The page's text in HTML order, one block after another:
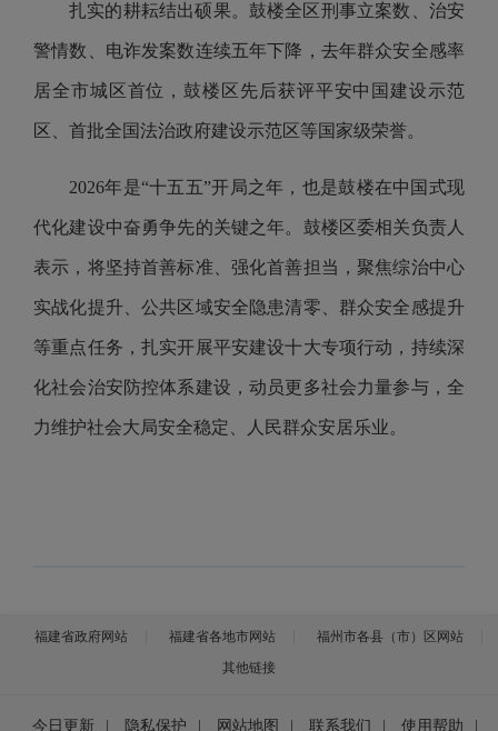
扎实的耕耘结出硕果。鼓楼全区刑事立案数、治安
警情数、电诈发案数连续五年下降，去年群众安全感率
居全市城区首位，鼓楼区先后获评平安中国建设示范
区、首批全国法治政府建设示范区等国家级荣誉。
2026年是“十五五”开局之年，也是鼓楼在中国式现
代化建设中奋勇争先的关键之年。鼓楼区委相关负责人
表示，将坚持首善标准、强化首善担当，聚焦综治中心
实战化提升、公共区域安全隐患清零、群众安全感提升
等重点任务，扎实开展平安建设十大专项行动，持续深
化社会治安防控体系建设，动员更多社会力量参与，全
力维护社会大局安全稳定、人民群众安居乐业。
福建省政府网站 福建省各地市网站
福州市各县（市）区网站
其他链接
今日更新 隐私保护 网站地图 联系我们 使用帮助